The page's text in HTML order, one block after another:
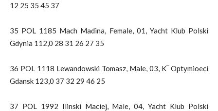
12 25 35 45 37
35 POL 1185 Mach Madina, Female, 01, Yacht Klub Polski
Gdynia 112,0 28 31 26 27 35
36 POL 1118 Lewandowski Tomasz, Male, 03, K‾ Optymioeci
Gdansk 123,0 37 32 29 46 25
37 POL 1992 Ilinski Maciej, Male, 04, Yacht Klub Polski